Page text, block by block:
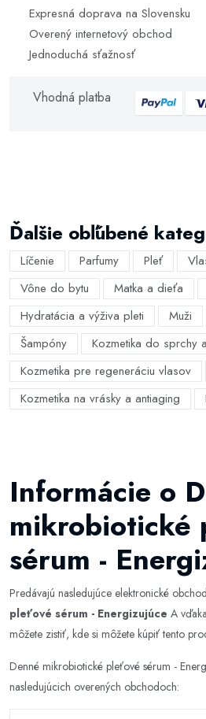
Expresná doprava na Slovensku
Overený internetový obchod
Jednoduchá sťažnosť
Vhodná platba
Ďalšie obľúbené
Líčenie Parfumy Pleť
Vône do bytu
Matka a dieťa
Hydratácia a výživa pleti
Muži
Šampóny
Kozmetika do sprchy
Kozmetika pre regeneráciu vlasov
Kozmetika na vrásky a antiaging
Informácie o
mikrobiotické
sérum -
Predávajú nasledujúce elektronické
pleťové sérum - Energizujúce A
môžete zistiť, kde si môžete kúpiť tento
Denné mikrobiotické pleťové sérum -
nasledujúcich overených obchodoch: